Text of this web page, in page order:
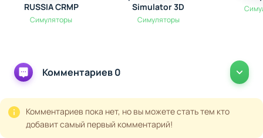
RUSSIA CRMP
Симуляторы
Simulator 3D
Симуляторы
Комментариев 0
Комментариев пока нет, но вы можете стать тем кто
добавит самый первый комментарий!